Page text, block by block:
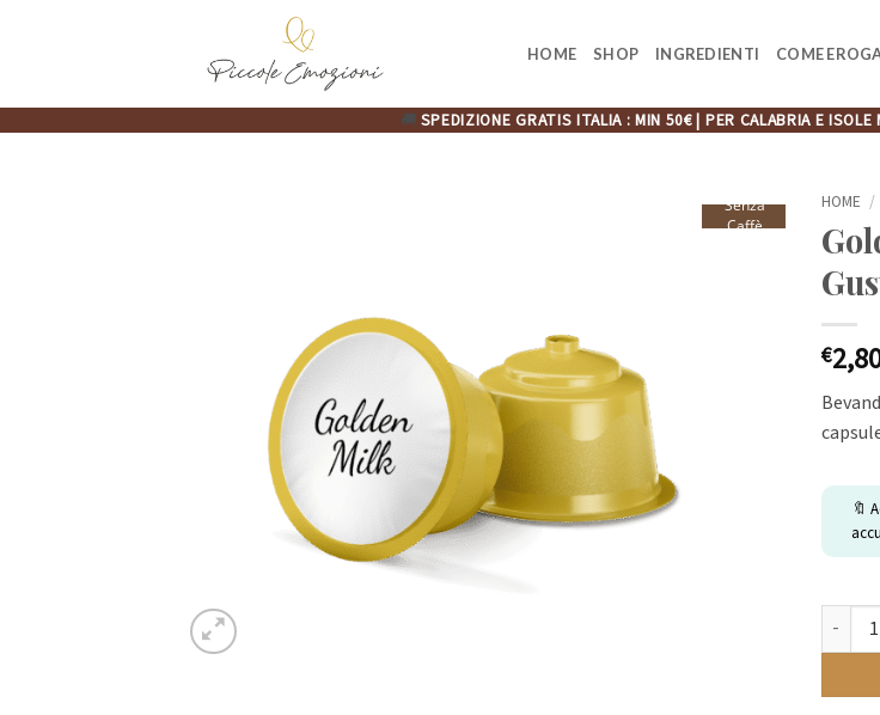
HOME SHOP INGREDIENTI COME
🚚 SPEDIZIONE GRATIS ITALIA : MIN 50€ | PER CALABRIA E
Senza
Caffè
HOME /
€
🔖